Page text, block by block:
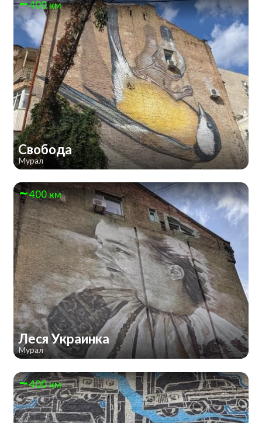
400 км
Свобода
Мурал
400 км
Леся Украинка
Мурал
400 км